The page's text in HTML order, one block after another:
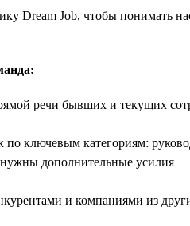
Dream Job, чтобы понимать
речи бывших и текущих
по ключевым категориям:
дополнительные усилия
и компаниями из